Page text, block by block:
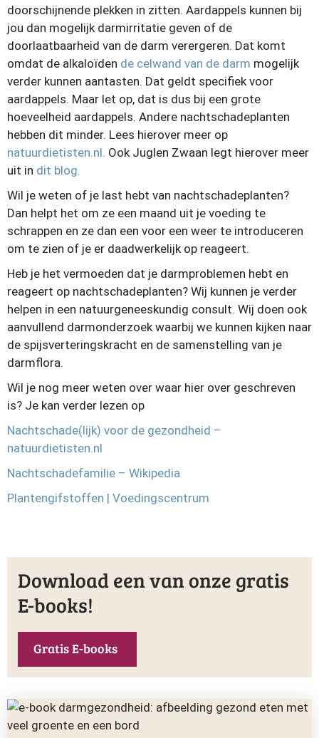
doorschijnende plekken in zitten. Aardappels kunnen bij
jou dan mogelijk darmirritatie geven of de
doorlaatbaarheid van de darm verergeren. Dat komt
omdat de alkaloïden de celwand van de darm mogelijk
verder kunnen aantasten. Dat geldt specifiek voor
aardappels. Maar let op, dat is dus bij een grote
hoeveelheid aardappels. Andere nachtschadeplanten
hebben dit minder. Lees hierover meer op
natuurdietisten.nl. Ook Juglen Zwaan legt hierover meer
uit in dit blog.
Wil je weten of je last hebt van nachtschadeplanten?
Dan helpt het om ze een maand uit je voeding te
schrappen en ze dan een voor een weer te introduceren
om te zien of je er daadwerkelijk op reageert.
Heb je het vermoeden dat je darmproblemen hebt en
reageert op nachtschadeplanten? Wij kunnen je verder
helpen in een natuurgeneeskundig consult. Wij doen ook
aanvullend darmonderzoek waarbij we kunnen kijken naar
de spijsverteringskracht en de samenstelling van je
darmflora.
Wil je nog meer weten over waar hier over geschreven
is? Je kan verder lezen op
Nachtschade(lijk) voor de gezondheid –
natuurdietisten.nl
Nachtschadefamilie – Wikipedia
Plantengifstoffen | Voedingscentrum
Download een van onze gratis
E-books!
Gratis E-books